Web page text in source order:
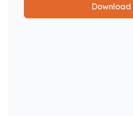
Download